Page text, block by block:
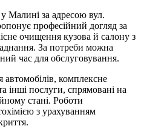
Малині за адресою вул.
професійний догляд за
очищення кузова й салону з
За потреби можна
час для обслуговування.
автомобілів, комплексне
інші послуги, спрямовані на
стані. Роботи
з урахуванням